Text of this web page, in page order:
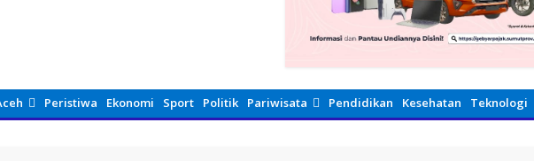
Peristiwa Ekonomi Sport Politik Pariwisata Pendidikan Kesehatan Teknologi